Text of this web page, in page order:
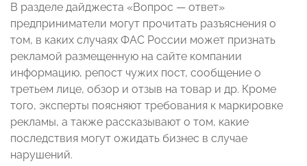
В разделе дайджеста «Вопрос — ответ»
предприниматели могут прочитать разъяснения о
том, в каких случаях ФАС России может признать
рекламой размещенную на сайте компании
информацию, репост чужих пост, сообщение о
третьем лице, обзор и отзыв на товар и др. Кроме
того, эксперты поясняют требования к маркировке
рекламы, а также рассказывают о том, какие
последствия могут ожидать бизнес в случае
нарушений.